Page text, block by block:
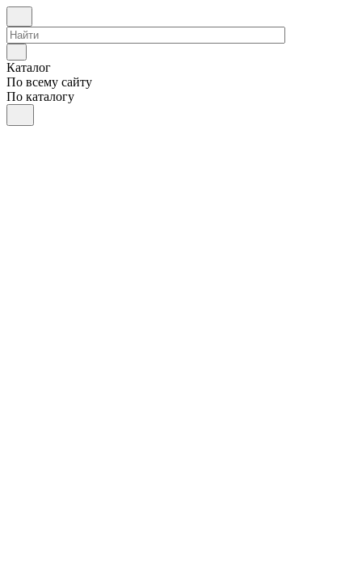
Каталог
По всему сайту
По каталогу